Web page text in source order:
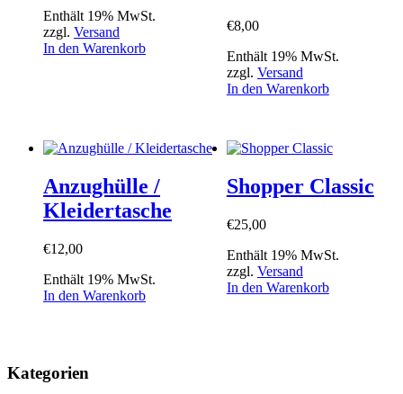
Enthält 19% MwSt.
zzgl. Versand
In den Warenkorb
€8,00
Enthält 19% MwSt.
zzgl. Versand
In den Warenkorb
Anzughülle /
Kleidertasche
€12,00
Enthält 19% MwSt.
In den Warenkorb
Shopper Classic
€25,00
Enthält 19% MwSt.
zzgl. Versand
In den Warenkorb
Kategorien